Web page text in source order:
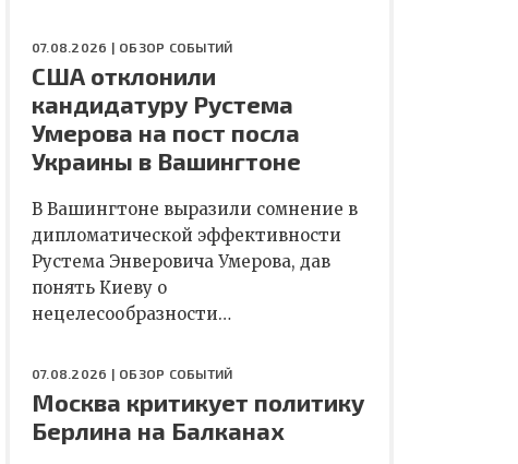
07.08.2026 | ОБЗОР СОБЫТИЙ
США отклонили
кандидатуру Рустема
Умерова на пост посла
Украины в Вашингтоне
В Вашингтоне выразили сомнение в
дипломатической эффективности
Рустема Энверовича Умерова, дав
понять Киеву о
нецелесообразности…
07.08.2026 | ОБЗОР СОБЫТИЙ
Москва критикует политику
Берлина на Балканах